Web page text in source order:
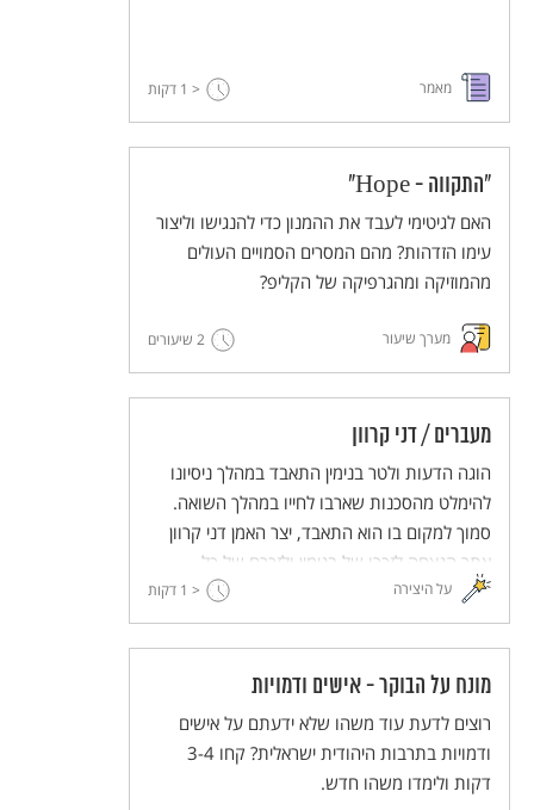
מאמר < 1 דקות
"התקווה - Hope"
האם לגיטימי לעבד את ההמנון כדי להנגישו וליצור
עימו הזדהות? מהם המסרים הסמויים העולים
מהמוזיקה ומהגרפיקה של הקליפ?
מערך שיעור 2 שיעורים
מעברים / דני קרוון
הוגה הדעות ולטר בנימין התאבד במהלך ניסיונו
להימלט מהסכנות שארבו לחייו במהלך השואה.
סמוך למקום בו הוא התאבד, יצר האמן דני קרוון
אתר הנצחה לזכרו של בנימין ולזכרם של כל
הפליטים שנאלצו להימלט מאימת המשטר הנאצי.
על היצירה < 1 דקות
מונח על הבוקר - אישים ודמויות
רוצים לדעת עוד משהו שלא ידעתם על אישים
ודמויות בתרבות היהודית ישראלית? קחו 3-4
דקות ולימדו משהו חדש.